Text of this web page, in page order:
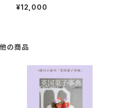
ン〉ヴィエニーズワール
¥12,000
の商品